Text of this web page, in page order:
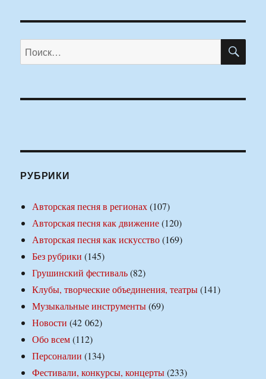
Искать:
РУБРИКИ
Авторская песня в регионах(107)
Авторская песня как движение(120)
Авторская песня как искусство(169)
Без рубрики (145)
Грушинский фестиваль(82)
Клубы, творческие объединения, театры(141)
Музыкальные инструменты(69)
Новости (42 062)
Обо всем(112)
Персоналии (134)
Фестивали, конкурсы, концерты(233)